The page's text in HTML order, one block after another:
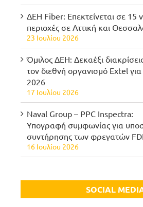
ΔΕΗ Fiber: Επεκτείνεται σε 15
περιοχές σε Αττική και
23 Ιουλίου 2026
Όμιλος ΔΕΗ: Δεκαέξι
τον διεθνή οργανισμό Extel για
2026
17 Ιουλίου 2026
Naval Group – PPC Inspectra:
Υπογραφή συμφωνίας για
συντήρησης των φρεγατών FDI
16 Ιουλίου 2026
SOCIAL